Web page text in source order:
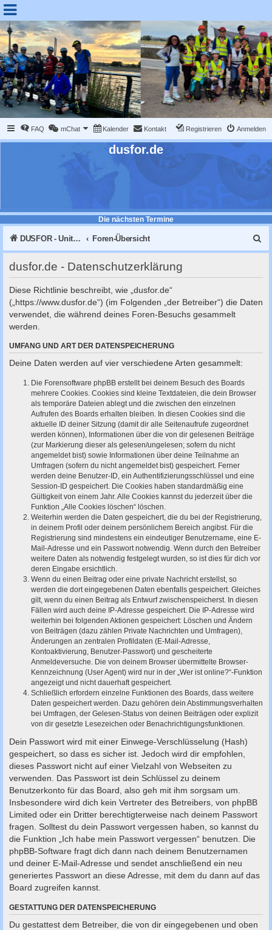
FAQ mChat Kalender Kontakt Anmelden
Registrieren
dusfor.de
Die nächsten Termine
DUSFOR - United Sk8 Nations :: Inline skaten in Düsseldorf Foren-Übersicht
u
dusfor.de - Datenschutzerklärung
Diese Richtlinie beschreibt, wie „dusfor.de“
(„https://www.dusfor.de“) (im Folgenden „der Betreiber“) die Daten
verwendet, die während deines Foren-Besuchs gesammelt
werden.
UMFANG UND ART DER DATENSPEICHERUNG
Deine Daten werden auf vier verschiedene Arten gesammelt:
Die Forensoftware phpBB erstellt bei deinem Besuch des Boards
mehrere Cookies. Cookies sind kleine Textdateien, die dein Browser
als temporäre Dateien ablegt und die zwischen den einzelnen
Aufrufen des Boards erhalten bleiben. In diesen Cookies sind die
aktuelle ID deiner Sitzung (damit dir alle Seitenaufrufe zugeordnet
werden können), Informationen über die von dir gelesenen Beiträge
(zur Markierung dieser als gelesen/ungelesen; sofern du nicht
angemeldet bist) sowie Informationen über deine Teilnahme an
Umfragen (sofern du nicht angemeldet bist) gespeichert. Ferner
werden deine Benutzer-ID, ein Authentifizierungsschlüssel und eine
Session-ID gespeichert. Die Cookies haben standardmäßig eine
Gültigkeit von einem Jahr. Alle Cookies kannst du jederzeit über die
Funktion „Alle Cookies löschen“ löschen.
Weiterhin werden die Daten gespeichert, die du bei der Registrierung,
in deinem Profil oder deinem persönlichem Bereich angibst. Für die
Registrierung sind mindestens ein eindeutiger Benutzername, eine E-
Mail-Adresse und ein Passwort notwendig. Wenn durch den Betreiber
weitere Daten als notwendig festgelegt wurden, so ist dies für dich vor
deren Eingabe ersichtlich.
Wenn du einen Beitrag oder eine private Nachricht erstellst, so
werden die dort eingegebenen Daten ebenfalls gespeichert. Gleiches
gilt, wenn du einen Beitrag als Entwurf zwischenspeicherst. In diesen
Fällen wird auch deine IP-Adresse gespeichert. Die IP-Adresse wird
weiterhin bei folgenden Aktionen gespeichert: Löschen und Ändern
von Beiträgen (dazu zählen Private Nachrichten und Umfragen),
Änderungen an zentralen Profildaten (E-Mail-Adresse,
Kontoaktivierung, Benutzer-Passwort) und gescheiterte
Anmeldeversuche. Die von deinem Browser übermittelte Browser-
Kennzeichnung (User Agent) wird nur in der „Wer ist online?“-Funktion
angezeigt und nicht dauerhaft gespeichert.
Schließlich erfordern einzelne Funktionen des Boards, dass weitere
Daten gespeichert werden. Dazu gehören dein Abstimmungsverhalten
bei Umfragen, der Gelesen-Status von deinen Beiträgen oder explizit
von dir gesetzte Lesezeichen oder Benachrichtigungsfunktionen.
Dein Passwort wird mit einer Einwege-Verschlüsselung (Hash)
gespeichert, so dass es sicher ist. Jedoch wird dir empfohlen,
dieses Passwort nicht auf einer Vielzahl von Webseiten zu
verwenden. Das Passwort ist dein Schlüssel zu deinem
Benutzerkonto für das Board, also geh mit ihm sorgsam um.
Insbesondere wird dich kein Vertreter des Betreibers, von phpBB
Limited oder ein Dritter berechtigterweise nach deinem Passwort
fragen. Solltest du dein Passwort vergessen haben, so kannst du
die Funktion „Ich habe mein Passwort vergessen“ benutzen. Die
phpBB-Software fragt dich dann nach deinem Benutzernamen
und deiner E-Mail-Adresse und sendet anschließend ein neu
generiertes Passwort an diese Adresse, mit dem du dann auf das
Board zugreifen kannst.
GESTATTUNG DER DATENSPEICHERUNG
Du gestattest dem Betreiber, die von dir eingegebenen und oben